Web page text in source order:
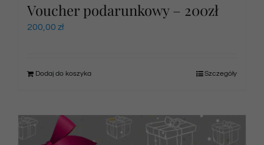
Voucher podarunkowy – 200zł
200,00 zł
Dodaj do koszyka Szczegóły